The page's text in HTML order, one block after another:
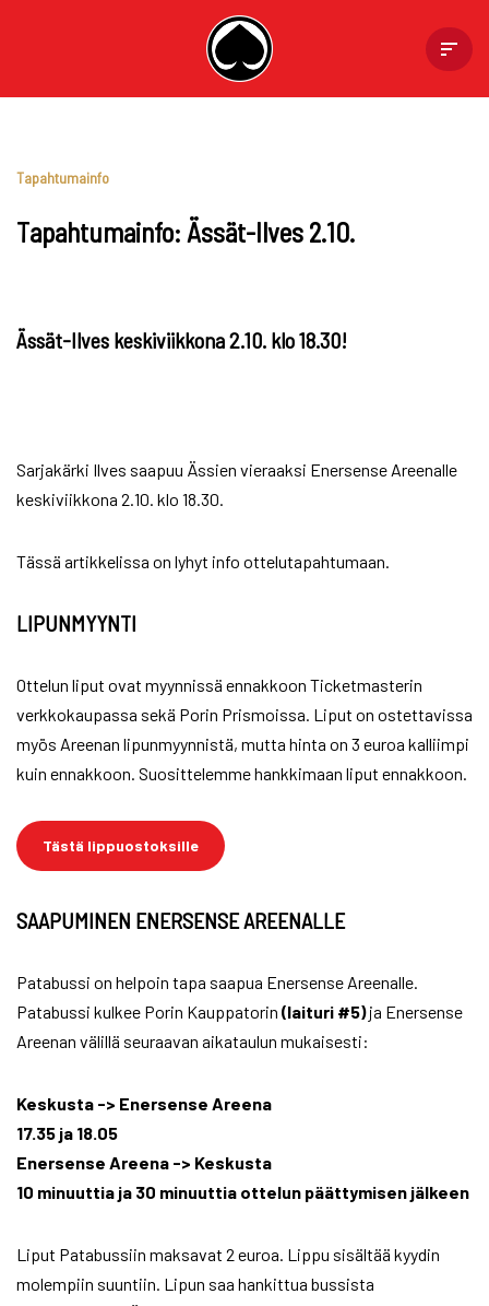
Tapahtumainfo: Ässät-Ilves 2.10.
Tapahtumainfo
Ässät-Ilves keskiviikkona 2.10. klo 18.30!
Sarjakärki Ilves saapuu Ässien vieraaksi Enersense Areenalle
keskiviikkona 2.10. klo 18.30.
Tässä artikkelissa on lyhyt info ottelutapahtumaan.
LIPUNMYYNTI
Ottelun liput ovat myynnissä ennakkoon Ticketmasterin
verkkokaupassa sekä Porin Prismoissa. Liput on ostettavissa
myös Areenan lipunmyynnistä, mutta hinta on 3 euroa kalliimpi
kuin ennakkoon. Suosittelemme hankkimaan liput ennakkoon.
Tästä lippuostoksille
SAAPUMINEN ENERSENSE AREENALLE
Patabussi on helpoin tapa saapua Enersense Areenalle.
Patabussi kulkee Porin Kauppatorin (laituri #5)ja Enersense
Areenan välillä seuraavan aikataulun mukaisesti:
Keskusta -> Enersense Areena
17.35 ja 18.05
Enersense Areena -> Keskusta
10 minuuttia ja 30 minuuttia ottelun päättymisen jälkeen
Liput Patabussiin maksavat 2 euroa. Lippu sisältää kyydin
molempiin suuntiin. Lipun saa hankittua bussista